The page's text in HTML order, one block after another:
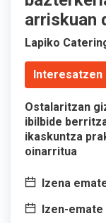
arriskuan
Lapiko
Interesatzen
Ostalaritzan
ibilbide
ikaskuntza
oinarritua
Izena
Izen-emate